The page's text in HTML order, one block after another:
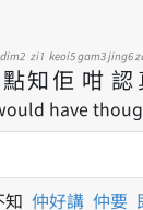
點
dim2
知
zi1
佢
keoi5
咁
gam3
認
jing6
have
仲好講 仲要